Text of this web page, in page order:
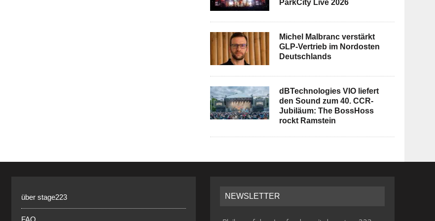
ParkCity Live 2026
Michel Malbranc verstärkt
GLP-Vertrieb im Nordosten
Deutschlands
dBTechnologies VIO liefert
den Sound zum 40. CCR-
Jubiläum: The BossHoss
rockt Ramstein
über stage223 NEWSLETTER